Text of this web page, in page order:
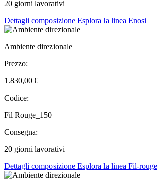
20 giorni lavorativi
Dettagli composizione Esplora la linea Enosi
Ambiente direzionale
Prezzo:
1.830,00 €
Codice:
Fil Rouge_150
Consegna:
20 giorni lavorativi
Dettagli composizione Esplora la linea Fil-rouge